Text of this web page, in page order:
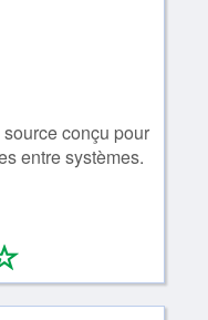
conçu pour
entre systèmes.
*
0/4